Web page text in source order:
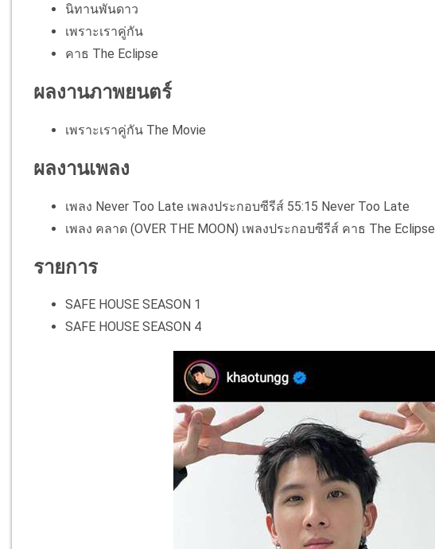
นิทานพันดาว
เพราะเราคู่กัน
คาธ The Eclipse
ผลงานภาพยนตร์
เพราะเราคู่กัน The Movie
ผลงานเพลง
เพลง Never Too Late เพลงประกอบซีรีส์ 55:15 Never Too Late
เพลง คลาด (OVER THE MOON) เพลงประกอบซีรีส์ คาธ The Eclipse
รายการ
SAFE HOUSE SEASON 1
SAFE HOUSE SEASON 4